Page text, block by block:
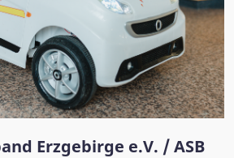
Erzgebirge e.V. / ASB